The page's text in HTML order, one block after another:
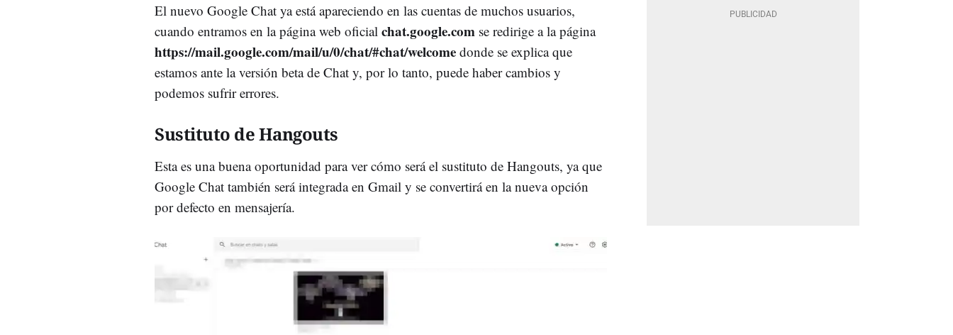
El nuevo Google Chat ya está apareciendo en las cuentas de muchos usuarios,
cuando entramos en la página web oficial chat.google.com se redirige a la página
https://mail.google.com/mail/u/0/chat/#chat/welcome donde se explica que
estamos ante la versión beta de Chat y, por lo tanto, puede haber cambios y
podemos sufrir errores.
Sustituto de Hangouts
Esta es una buena oportunidad para ver cómo será el sustituto de Hangouts, ya que
Google Chat también será integrada en Gmail y se convertirá en la nueva opción
por defecto en mensajería.